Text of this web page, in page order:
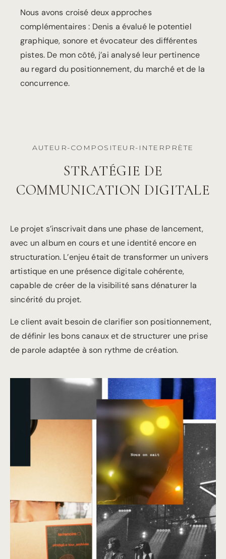
Nous avons croisé deux approches
complémentaires : Denis a évalué le potentiel
graphique, sonore et évocateur des différentes
pistes. De mon côté, j’ai analysé leur pertinence
au regard du positionnement, du marché et de la
concurrence.
AUTEUR-COMPOSITEUR-INTERPRÈTE
STRATÉGIE DE
COMMUNICATION DIGITALE
Le projet s’inscrivait dans une phase de lancement,
avec un album en cours et une identité encore en
structuration. L’enjeu était de transformer un univers
artistique en une présence digitale cohérente,
capable de créer de la visibilité sans dénaturer la
sincérité du projet.
Le client avait besoin de clarifier son positionnement,
de définir les bons canaux et de structurer une prise
de parole adaptée à son rythme de création.